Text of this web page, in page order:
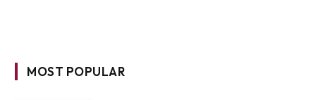
MOST POPULAR